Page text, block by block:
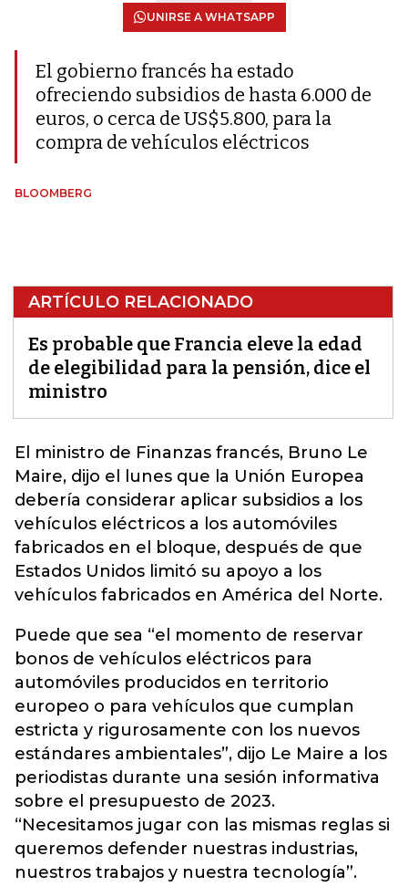
UNIRSE A WHATSAPP
El gobierno francés ha estado
ofreciendo subsidios de hasta 6.000 de
euros, o cerca de US$5.800, para la
compra de vehículos eléctricos
BLOOMBERG
ARTÍCULO RELACIONADO
Es probable que Francia eleve la edad
de elegibilidad para la pensión, dice el
ministro
El ministro de Finanzas francés, Bruno Le
Maire, dijo el lunes que la Unión Europea
debería considerar aplicar subsidios a los
vehículos eléctricos a los automóviles
fabricados en el bloque, después de que
Estados Unidos limitó su apoyo a los
vehículos fabricados en América del Norte.
Puede que sea “el momento de reservar
bonos de vehículos eléctricos para
automóviles producidos en territorio
europeo o para vehículos que cumplan
estricta y rigurosamente con los nuevos
estándares ambientales”, dijo Le Maire a los
periodistas durante una sesión informativa
sobre el presupuesto de 2023.
“Necesitamos jugar con las mismas reglas si
queremos defender nuestras industrias,
nuestros trabajos y nuestra tecnología”.